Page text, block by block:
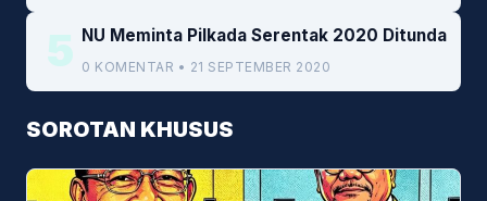
5 NU Meminta Pilkada Serentak 2020 Ditunda
0 KOMENTAR • 21 SEPTEMBER 2020
SOROTAN KHUSUS